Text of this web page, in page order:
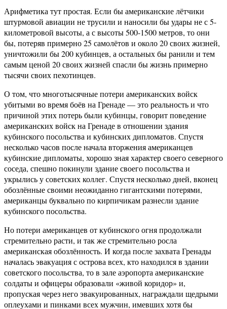
Арифметика тут простая. Если бы американские лётчики
штурмовой авиации не трусили и наносили бы удары не с 5-
километровой высоты, а с высоты 500-1500 метров, то они
бы, потеряв примерно 25 самолётов и около 20 своих жизней,
уничтожили бы 200 кубинцев, а остальных бы ранили и тем
самым ценой 20 своих жизней спасли бы жизнь примерно
тысячи своих пехотинцев.
О том, что многотысячные потери американских войск
убитыми во время боёв на Гренаде — это реальность и что
причиной этих потерь были кубинцы, говорит поведение
американских войск на Гренаде в отношении здания
кубинского посольства и кубинских дипломатов. Спустя
несколько часов после начала вторжения американцев
кубинские дипломаты, хорошо зная характер своего северного
соседа, спешно покинули здание своего посольства и
укрылись у советских коллег. Спустя несколько дней, вконец
обозлённые своими неожиданно гигантскими потерями,
американцы буквально по кирпичикам разнесли здание
кубинского посольства.
Но потери американцев от кубинского огня продолжали
стремительно расти, и так же стремительно росла
американская обозлённость. И когда после захвата Гренады
началась эвакуация с острова всех, кто находился в здании
советского посольства, то в зале аэропорта американские
солдаты и офицеры образовали «живой коридор» и,
пропуская через него эвакуированных, награждали щедрыми
оплеухами и пинками всех мужчин, имевших хотя бы